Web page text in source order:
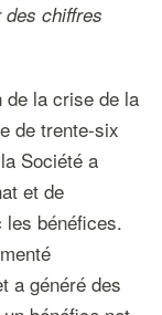
chiffres
la crise de la
de trente-six
Société a
et de
les bénéfices.
a généré des